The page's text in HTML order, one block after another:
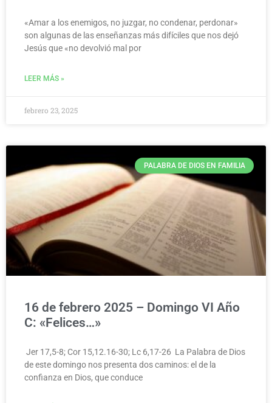
«Amar a los enemigos, no juzgar, no condenar, perdonar»
son algunas de las enseñanzas más difíciles que nos dejó
Jesús que «no devolvió mal por
LEER MÁS »
febrero 23, 2025
PALABRA DE DIOS EN FAMILIA
16 de febrero 2025 – Domingo VI Año
C: «Felices…»
Jer 17,5-8; Cor 15,12.16-30; Lc 6,17-26 La Palabra de Dios
de este domingo nos presenta dos caminos: el de la
confianza en Dios, que conduce